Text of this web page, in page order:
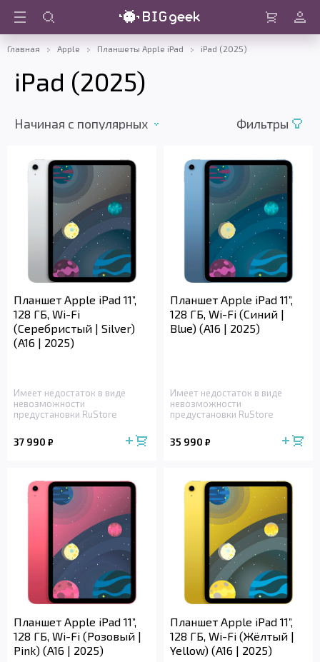
Войти
Главная Apple Планшеты Apple iPad iPad (2025)
iPad (2025)
Начиная c популярных Фильтры
Планшет Apple iPad 11”,
128 ГБ, Wi-Fi
(Серебристый | Silver)
(A16 | 2025)
Имеет недостаток в виде
невозможности
предустановки RuStore
37 990 ₽
Планшет Apple iPad 11”,
128 ГБ, Wi-Fi (Синий |
Blue) (A16 | 2025)
Имеет недостаток в виде
невозможности
предустановки RuStore
35 990 ₽
Планшет Apple iPad 11”,
128 ГБ, Wi-Fi (Розовый |
Pink) (A16 | 2025)
Планшет Apple iPad 11”,
128 ГБ, Wi-Fi (Жёлтый |
Yellow) (A16 | 2025)